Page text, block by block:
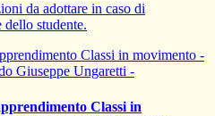
da adottare in caso di
dello studente.
Classi in